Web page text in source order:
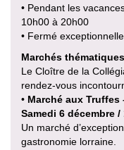
• Pendant les
10h00 à 20h00
• Fermé
Marchés thématiques
Le Cloître de la
rendez-vous
• Marché aux Truffes
Samedi 6 décembre
Un marché
gastronomie lorraine.